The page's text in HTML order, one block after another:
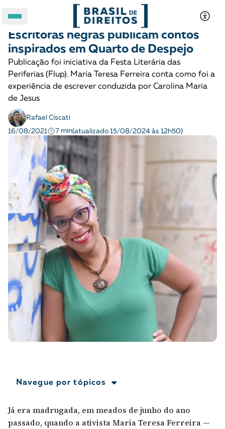
A BRASIL DE DIREITOS
ASSUNTOS
FORMATOS
Apoie a Brasil de Direitos
A [BD] conta as histórias de quem defende
direitos humanos no Brasil. Para continuar,
esse trabalho precisa da sua doação!
VEJA COMO APOIAR!
COMBATE AO RACISMO
História
Escritoras negras publicam contos
inspirados em Quarto de Despejo
Publicação foi iniciativa da Festa Literária das
Periferias (Flup). Maria Teresa Ferreira conta como foi a
experiência de escrever conduzida por Carolina Maria
de Jesus
Rafael Ciscati
16/08/2021
7 min(atualizado 15/08/2024 às 12h50)
Navegue por tópicos
Já era madrugada, em meados de junho do ano
passado, quando a ativista Maria Teresa Ferreira —